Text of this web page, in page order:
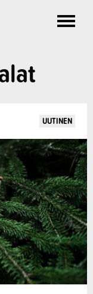
Toggle
UUTINEN